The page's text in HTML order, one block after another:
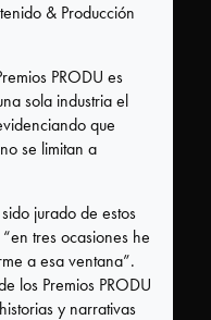
& Producción
PRODU es
sola industria el
que
se limitan a
jurado de estos
tres ocasiones he
a esa ventana”.
los Premios PRODU
y narrativas